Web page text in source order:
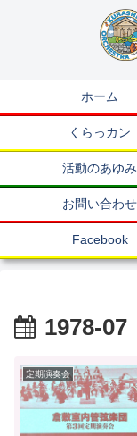
ホーム
くらっカン
活動のあゆみ
お問い合わせ
Facebook
1978-07
定期演奏会